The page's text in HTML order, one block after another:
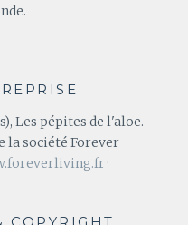
Les pépites de l'aloe.
la société Forever
·